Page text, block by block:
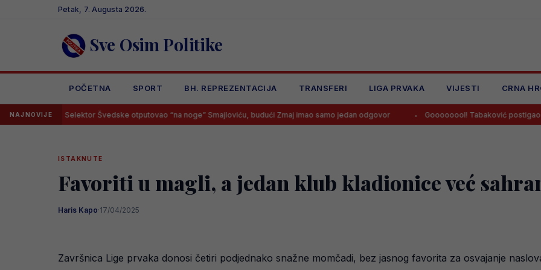
Petak, 7. Augusta 2026.
Sve Osim Politike
POČETNA SPORT BH. REPREZENTACIJA TRANSFERI LIGA PRVAKA VIJESTI CRNA
NAJNOVIJE
Selektor Švedske otputovao “na noge” Smajloviću, budući Zmaj imao samo jedan odgovor Goooooool! Tabaković postigao prvijenac
ISTAKNUTE
Favoriti u magli, a jedan klub kladionice već
Haris Kapo·17/04/2025
Završnica Lige prvaka donosi četiri podjednako snažne momčadi, bez jasnog favorita za osvajanje